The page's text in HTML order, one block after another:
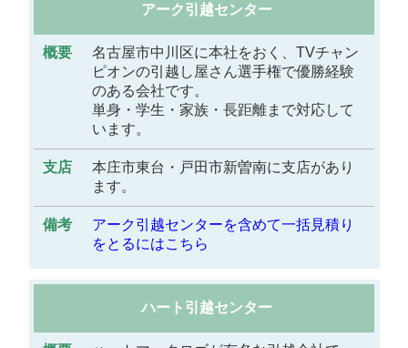
アーク引越センター
名古屋市中川区に本社をおく、TVチャン
ピオンの引越し屋さん選手権で優勝経験
のある会社です。
単身・学生・家族・長距離まで対応して
います。
本庄市東台・戸田市新曽南に支店があり
ます。
アーク引越センターを含めて一括見積り
をとるにはこちら
ハート引越センター